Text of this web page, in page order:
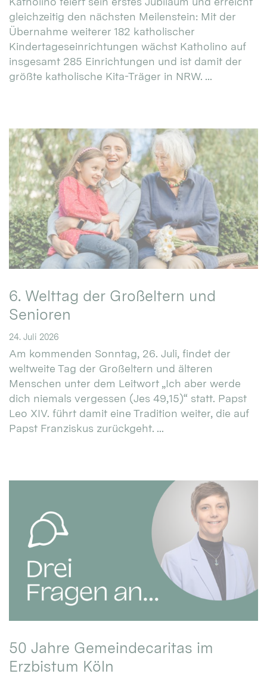
gleichzeitig den nächsten Meilenstein: Mit der
Übernahme weiterer 182 katholischer
Kindertageseinrichtungen wächst Katholino auf
insgesamt 285 Einrichtungen und ist damit der
größte katholische Kita-Träger in NRW. ...
6. Welttag der Großeltern und
Senioren
24. Juli 2026
Am kommenden Sonntag, 26. Juli, findet der
weltweite Tag der Großeltern und älteren
Menschen unter dem Leitwort „Ich aber werde
dich niemals vergessen (Jes 49,15)“ statt. Papst
Leo XIV. führt damit eine Tradition weiter, die auf
Papst Franziskus zurückgeht. ...
50 Jahre Gemeindecaritas im
Erzbistum Köln